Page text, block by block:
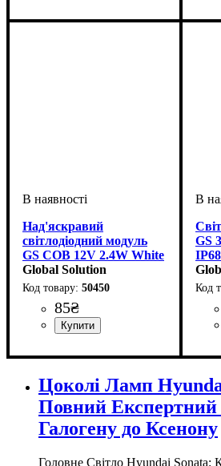
Освітлення салону
4014SMD
SMD
SMD
Над'яскравий
світлодіодний модуль
GS COB 12V 2.4W White
(98x20мм)
Global Solution
50450
85₴
COB
GS
Цоколі Ламп
Повний
Галогену до Ксенону
Головне Світло Hyundai Sonata: